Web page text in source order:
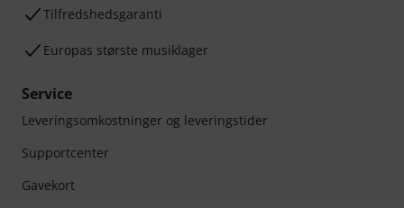
Tilfredshedsgaranti
Europas største musiklager
Service
Leveringsomkostninger og leveringstider
Supportcenter
Gavekort